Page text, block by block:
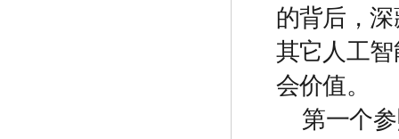
的背后，
其它人工
会价值。
第一个